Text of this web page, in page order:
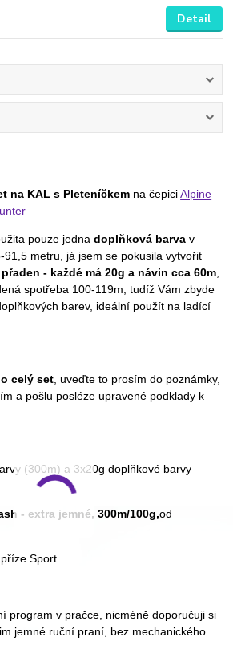
Detail
na KAL s Pleteníčkem na čepiciAlpine
pouze jednadoplňková barva v
91,5 metru, já jsem se pokusila vytvořit
- každé má 20g a návin cca 60m,
spotřeba 100-119m, tudíž Vám zbyde
barev, ideální použít na ladící
celý set, uveďte to prosím do poznámky,
a pošlu posléze upravené podklady k
(300m) a 3x20g doplňkové barvy
- extra jemné, 300m/100g,od
Sport
program v pračce, nicméně doporučuji si
jemné ruční praní, bez mechanického